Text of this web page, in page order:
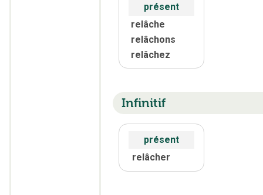
présent
relâche
relâchons
relâchez
Infinitif
présent
relâcher